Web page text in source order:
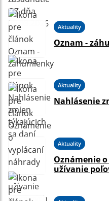
Aktuality
Oznam -
Aktuality
Nahlásenie
Aktuality
Oznámenie
užívanie